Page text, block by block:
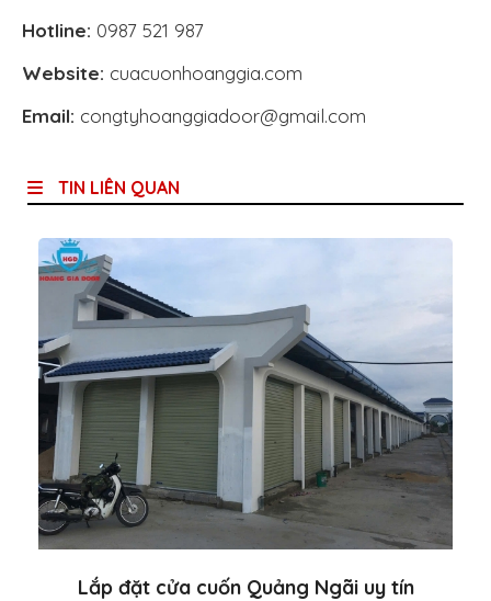
Hotline: 0987 521 987
Website: cuacuonhoanggia.com
Email: congtyhoanggiadoor@gmail.com
TIN LIÊN QUAN
Lắp đặt cửa cuốn Quảng Ngãi uy tín